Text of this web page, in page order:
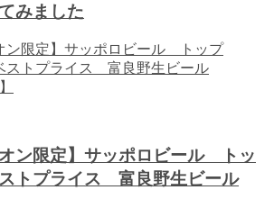
みました
ン限定】サッポロビール トッ
トプライス 富良野生ビール